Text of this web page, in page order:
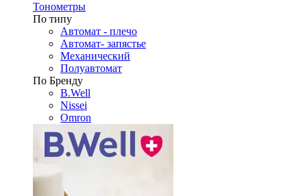
Тонометры
По типу
Автомат - плечо
Автомат- запястье
Механический
Полуавтомат
По Бренду
B.Well
Nissei
Omron